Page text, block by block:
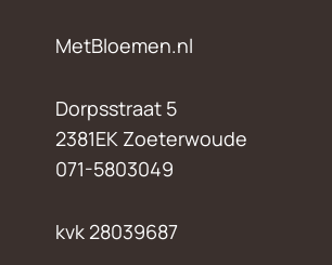
MetBloemen.nl
Dorpsstraat 5
2381EK Zoeterwoude
071-5803049
kvk 28039687